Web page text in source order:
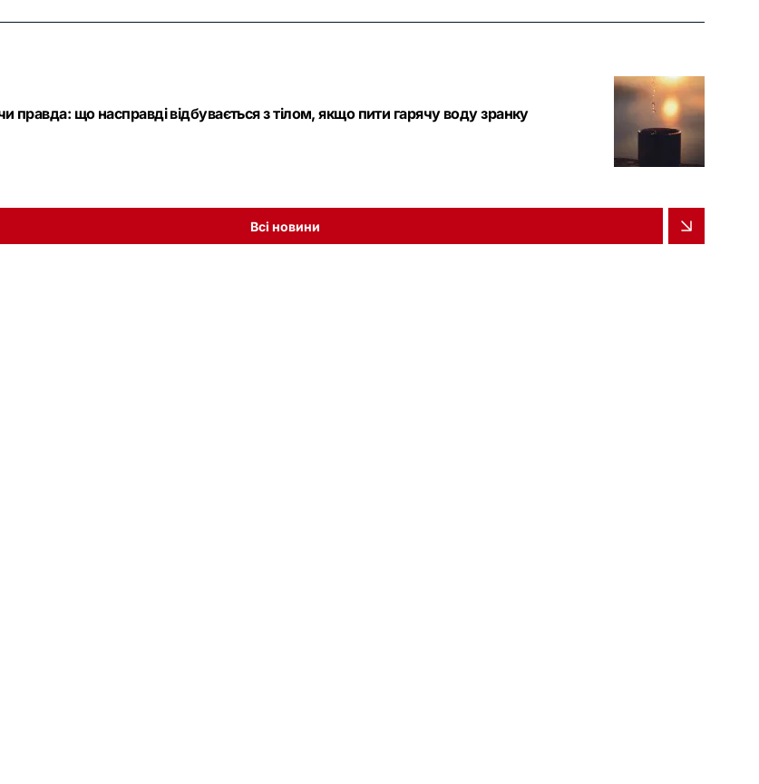
правда: що насправді відбувається з тілом, якщо пити гарячу воду зранку
Всі новини